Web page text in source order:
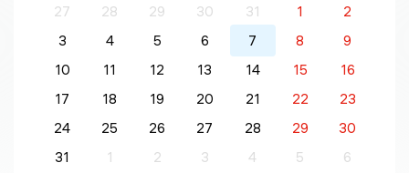
27
28 29 30 31 1
2
3
4 5 6 7 8
9
10
11 12 13 14 15
16
17
18 19 20 21 22
23
24
25 26 27 28 29
30
31
1 2 3 4 5 6